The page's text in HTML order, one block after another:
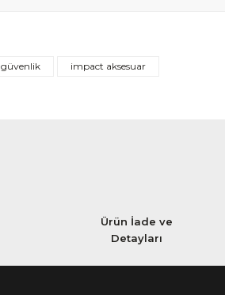
güvenlik
impact aksesuar
Ürün İade ve
Detayları